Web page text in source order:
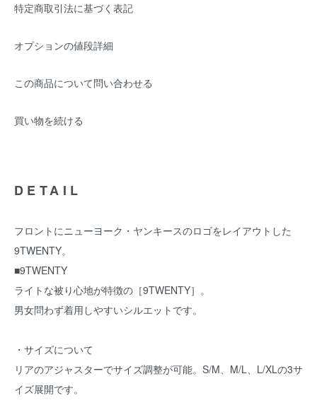
特定商取引法に基づく表記
オプションの値段詳細
この商品について問い合わせる
買い物を続ける
DETAIL
フロントにニューヨーク・ヤンキースのロゴをレイアウトした
9TWENTY。
■9TWENTY
ライトな被り心地が特徴の［9TWENTY］。
男女問わず着用しやすいシルエットです。
・サイズについて
リアのアジャスターでサイズ調整が可能。S/M、M/L、L/XLの3サ
イズ展開です。